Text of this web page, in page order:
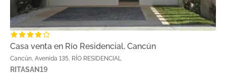
Casa venta en Río Residencial, Cancún
Cancún, Avenida 135, RÍO RESIDENCIAL
RITASAN19